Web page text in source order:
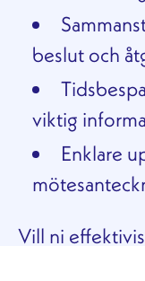
beslut och
viktig
Enklare
Vill ni